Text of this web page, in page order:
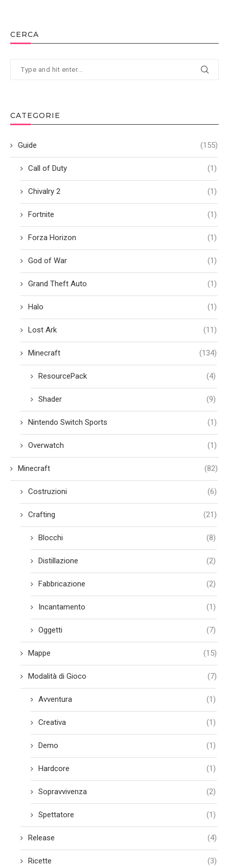
CERCA
CATEGORIE
Guide (155)
Call of Duty (1)
Chivalry 2 (1)
Fortnite (1)
Forza Horizon (1)
God of War (1)
Grand Theft Auto (1)
Halo (1)
Lost Ark (11)
Minecraft (134)
ResourcePack (4)
Shader (9)
Nintendo Switch Sports (1)
Overwatch (1)
Minecraft (82)
Costruzioni (6)
Crafting (21)
Blocchi (8)
Distillazione (2)
Fabbricazione (2)
Incantamento (1)
Oggetti (7)
Mappe (15)
Modalità di Gioco (7)
Avventura (1)
Creativa (1)
Demo (1)
Hardcore (1)
Sopravvivenza (2)
Spettatore (1)
Release (4)
Ricette (3)